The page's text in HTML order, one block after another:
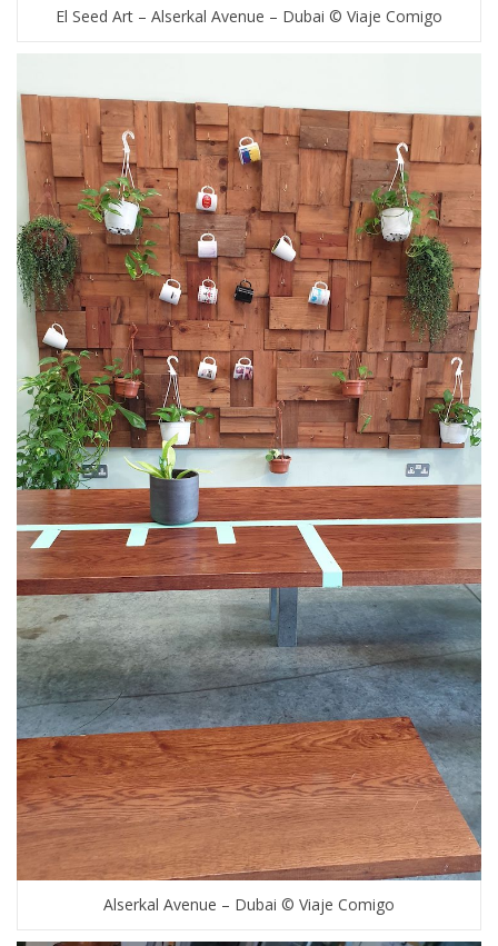
El Seed Art – Alserkal Avenue – Dubai © Viaje Comigo
Alserkal Avenue – Dubai © Viaje Comigo